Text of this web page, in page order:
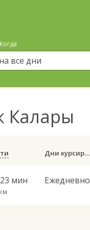
Когда
на все дни
Калары
Дни курсирования
мин Ежедневно